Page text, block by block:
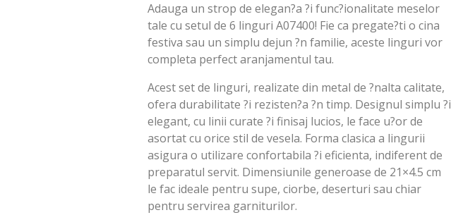
Adauga un strop de elegan?a ?i func?ionalitate meselor
tale cu setul de 6 linguri A07400! Fie ca pregate?ti o cina
festiva sau un simplu dejun ?n familie, aceste linguri vor
completa perfect aranjamentul tau.
Acest set de linguri, realizate din metal de ?nalta calitate,
ofera durabilitate ?i rezisten?a ?n timp. Designul simplu ?i
elegant, cu linii curate ?i finisaj lucios, le face u?or de
asortat cu orice stil de vesela. Forma clasica a lingurii
asigura o utilizare confortabila ?i eficienta, indiferent de
preparatul servit. Dimensiunile generoase de 21×4.5 cm
le fac ideale pentru supe, ciorbe, deserturi sau chiar
pentru servirea garniturilor.